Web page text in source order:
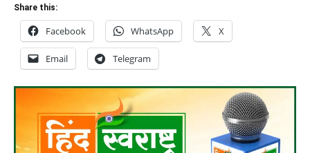
Share this:
Facebook WhatsApp X
Email Telegram